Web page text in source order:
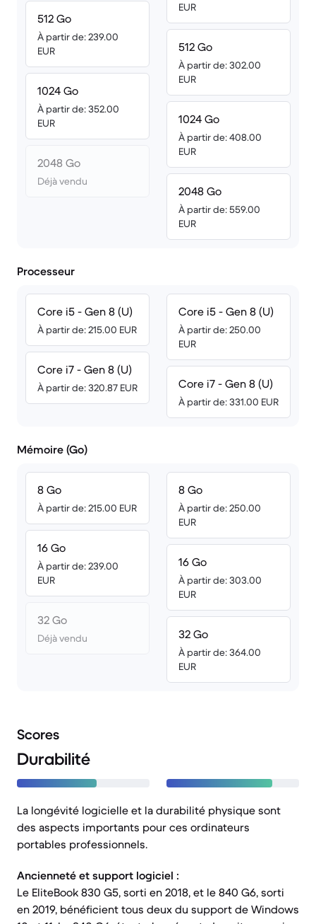
512 Go
À partir de: 239.00
EUR
1024 Go
À partir de: 352.00
EUR
2048 Go
Déjà vendu
EUR
512 Go
À partir de: 302.00
EUR
1024 Go
À partir de: 408.00
EUR
2048 Go
À partir de: 559.00
EUR
Processeur
Core i5 - Gen 8 (U)
À partir de: 215.00 EUR
Core i7 - Gen 8 (U)
À partir de: 320.87 EUR
Core i5 - Gen 8 (U)
À partir de: 250.00
EUR
Core i7 - Gen 8 (U)
À partir de: 331.00 EUR
Mémoire (Go)
8 Go
À partir de: 215.00 EUR
16 Go
À partir de: 239.00
EUR
32 Go
Déjà vendu
8 Go
À partir de: 250.00
EUR
16 Go
À partir de: 303.00
EUR
32 Go
À partir de: 364.00
EUR
Scores
Durabilité
La longévité logicielle et la durabilité physique sont
des aspects importants pour ces ordinateurs
portables professionnels.
Ancienneté et support logiciel :
Le EliteBook 830 G5, sorti en 2018, et le 840 G6, sorti
en 2019, bénéficient tous deux du support de Windows